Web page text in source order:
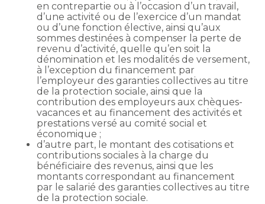
en contrepartie ou à l’occasion d’un travail,
d’une activité ou de l’exercice d’un mandat
ou d’une fonction élective, ainsi qu’aux
sommes destinées à compenser la perte de
revenu d’activité, quelle qu’en soit la
dénomination et les modalités de versement,
à l’exception du financement par
l’employeur des garanties collectives au titre
de la protection sociale, ainsi que la
contribution des employeurs aux chèques-
vacances et au financement des activités et
prestations versé au comité social et
économique ;
d’autre part, le montant des cotisations et
contributions sociales à la charge du
bénéficiaire des revenus, ainsi que les
montants correspondant au financement
par le salarié des garanties collectives au titre
de la protection sociale.